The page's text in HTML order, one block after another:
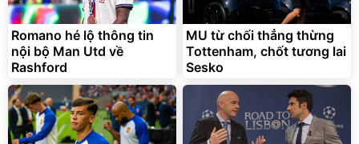
Romano hé lộ thông tin
nội bộ Man Utd về
Rashford
MU từ chối thẳng thừng
Tottenham, chốt tương lai
Sesko